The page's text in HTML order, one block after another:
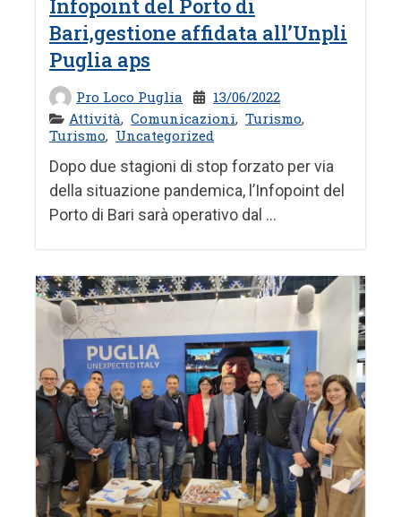
Infopoint del Porto di
Bari,gestione affidata all’Unpli
Puglia aps
Pro Loco Puglia
13/06/2022
Attività, Comunicazioni, Turismo,
Turismo, Uncategorized
Dopo due stagioni di stop forzato per via
della situazione pandemica, l’Infopoint del
Porto di Bari sarà operativo dal ...